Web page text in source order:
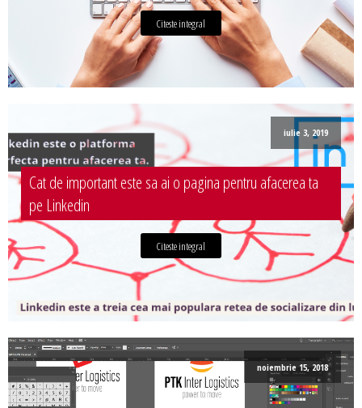
Citeste integral
iulie 3, 2019
Cat de important este sa ai o pagina pentru afacerea ta
pe Linkedin
Citeste integral
noiembrie 15, 2018